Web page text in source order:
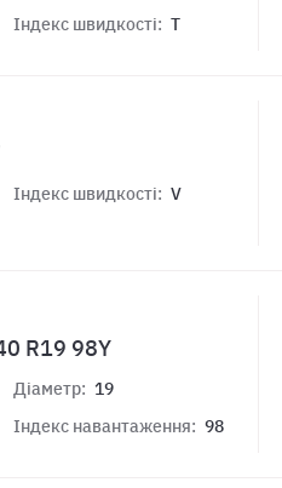
Індекс швидкості: T
Індекс швидкості: V
R19 98Y
Діаметр: 19
Індекс навантаження: 98